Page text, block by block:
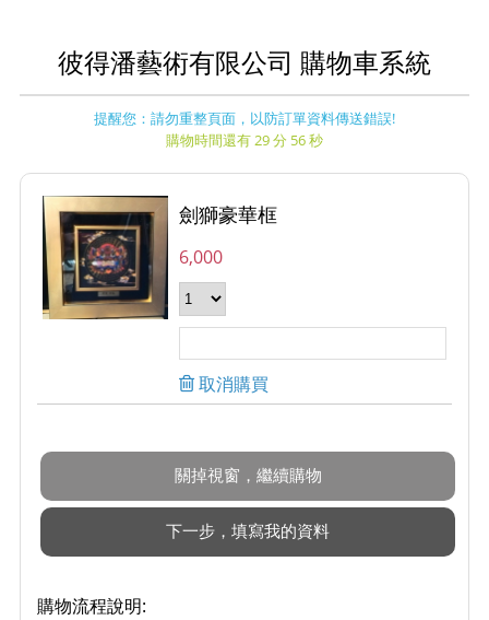
彼得潘藝術有限公司 購物車系統
提醒您：請勿重整頁面，以防訂單資料傳送錯誤!
購物時間還有 29 分 56 秒
劍獅豪華框
6,000
取消購買
購物流程說明: